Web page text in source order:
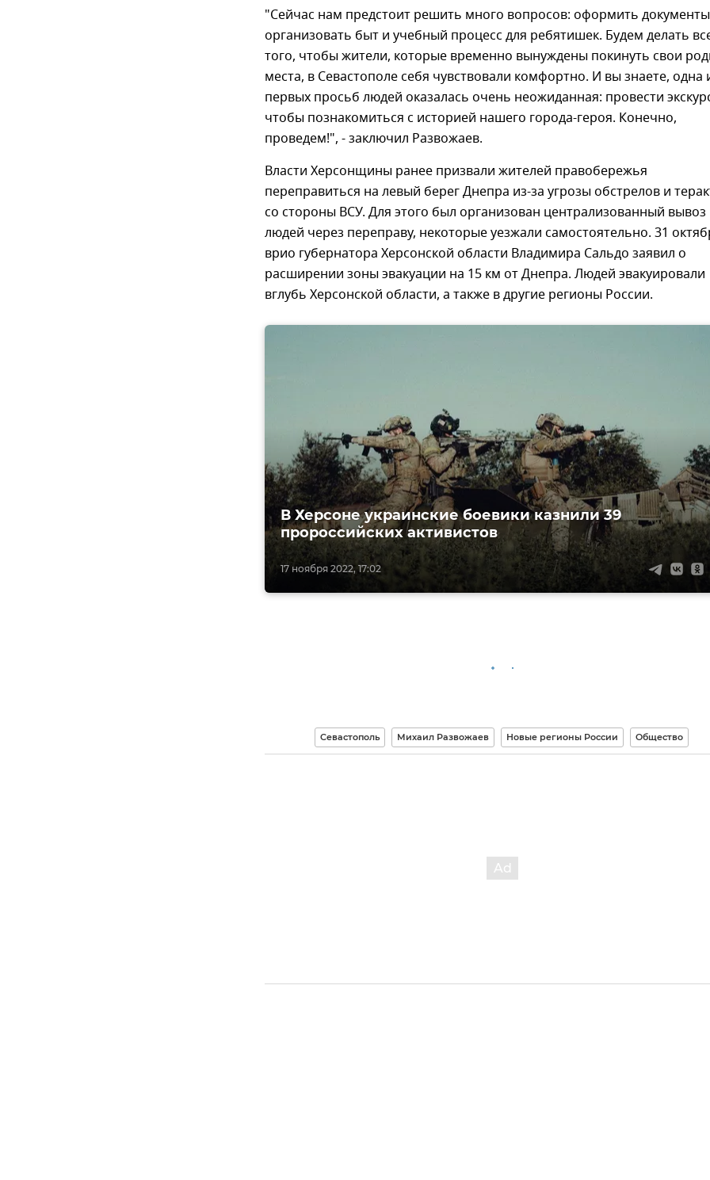
"Сейчас нам предстоит решить много вопросов: оформить
организовать быт и учебный процесс для ребятишек. Будем делать
того, чтобы жители, которые временно вынуждены покинуть свои
места, в Севастополе себя чувствовали комфортно. И вы знаете, одна
первых просьб людей оказалась очень неожиданная: провести
чтобы познакомиться с историей нашего города-героя. Конечно,
проведем!", - заключил Развожаев.
Власти Херсонщины ранее призвали жителей правобережья
переправиться на левый берег Днепра из-за угрозы обстрелов и
со стороны ВСУ. Для этого был организован централизованный вывоз
людей через переправу, некоторые уезжали самостоятельно. 31
врио губернатора Херсонской области Владимира Сальдо заявил о
расширении зоны эвакуации на 15 км от Днепра. Людей эвакуировали
вглубь Херсонской области, а также в другие регионы России.
17 ноября 2022, 17:02
В Херсоне украинские боевики казнили 39
пророссийских активистов
Севастополь Михаил Развожаев Новые регионы России Общество